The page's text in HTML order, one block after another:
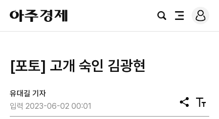
아
주
경
검
전
로
그
[포토] 고개 숙인 김광현
유대길 기자
입력 2023-06-02 00:01
공
유
텍
스